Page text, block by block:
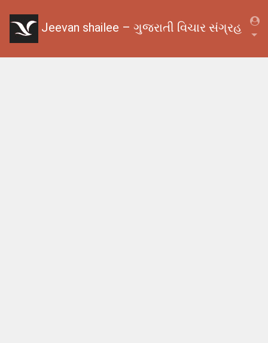
Jeevan shailee – ગુજરાતી વિચાર સંગ્રહ